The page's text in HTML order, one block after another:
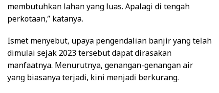
membutuhkan lahan yang luas. Apalagi di tengah
perkotaan,” katanya.
Ismet menyebut, upaya pengendalian banjir yang telah
dimulai sejak 2023 tersebut dapat dirasakan
manfaatnya. Menurutnya, genangan-genangan air
yang biasanya terjadi, kini menjadi berkurang.